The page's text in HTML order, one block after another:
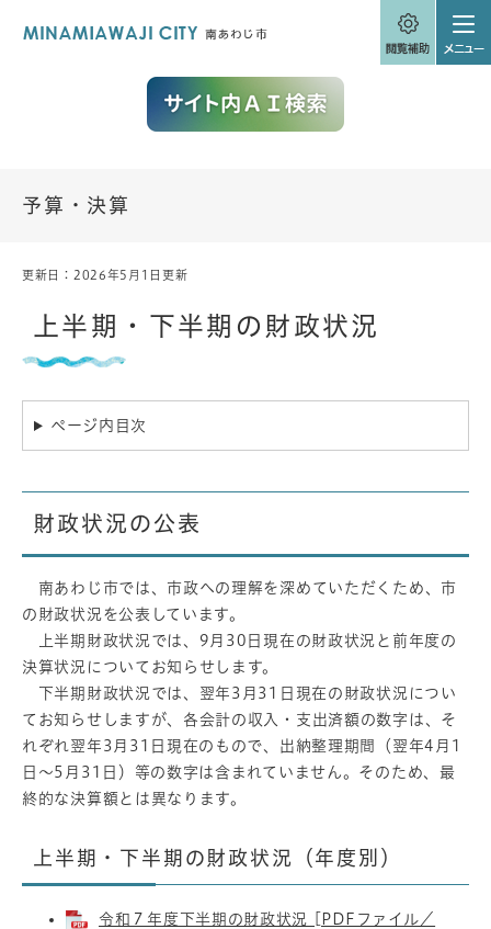
予算・決算
本
更新日：2026年5月1日更新
上半期・下半期の財政状況
ページ内目次
財政状況の公表
南あわじ市では、市政への理解を深めていただくため、市
の財政状況を公表しています。
上半期財政状況では、9月30日現在の財政状況と前年度の
決算状況についてお知らせします。
下半期財政状況では、翌年3月31日現在の財政状況につい
てお知らせしますが、各会計の収入・支出済額の数字は、そ
れぞれ翌年3月31日現在のもので、出納整理期間（翌年4月1
日～5月31日）等の数字は含まれていません。そのため、最
終的な決算額とは異なります。
上半期・下半期の財政状況（年度別）
令和７年度下半期の財政状況 [PDFファイル／